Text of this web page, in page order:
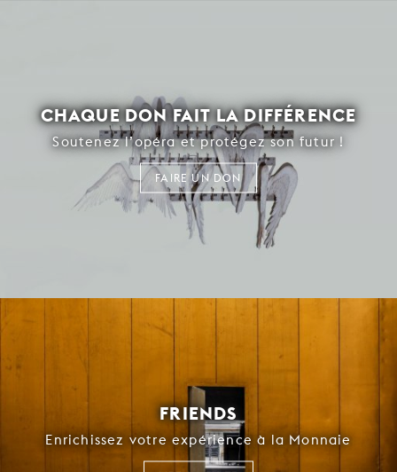
CHAQUE DON FAIT LA DIFFÉRENCE
Soutenez l’opéra et protégez son futur !
FAIRE UN DON
FRIENDS
Enrichissez votre expérience à la Monnaie